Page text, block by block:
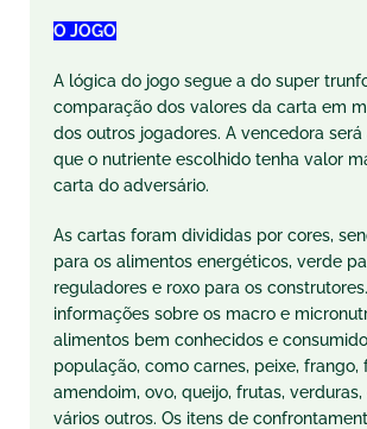
O JOGO
A lógica do jogo segue a do super
comparação dos valores da carta em
dos outros jogadores. A vencedora
que o nutriente escolhido tenha valor
carta do adversário.
As cartas foram divididas por cores,
para os alimentos energéticos, verde
reguladores e roxo para os
informações sobre os macro e
alimentos bem conhecidos e
população, como carnes, peixe, frango,
amendoim, ovo, queijo, frutas,
vários outros. Os itens de